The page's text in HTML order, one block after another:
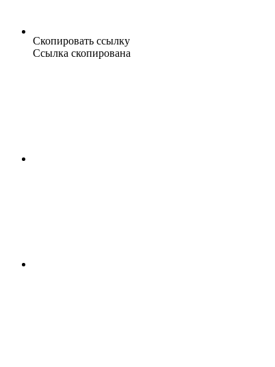
Скопировать ссылку
Ссылка скопирована